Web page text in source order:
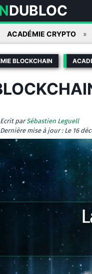
DUBLOC
ACADÉMIE CRYPTO
BLOCKCHAIN
Ecrit parSébastien Leguell
Dernière mise à jour : Le 16